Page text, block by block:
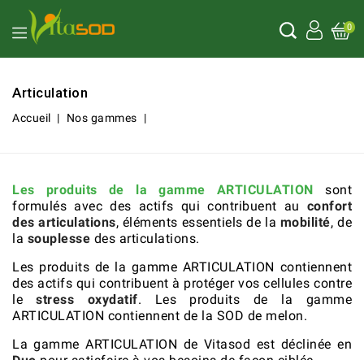
0
Articulation
Accueil Nos gammes
Les produits de la gamme ARTICULATION sont
formulés avec des actifs qui contribuent au confort
des articulations, éléments essentiels de la mobilité, de
la souplesse des articulations.
Les produits de la gamme ARTICULATION contiennent
des actifs qui contribuent à protéger vos cellules contre
lestress oxydatif. Les produits de la gamme
ARTICULATION contiennent de la SOD de melon.
La gamme ARTICULATION de Vitasod est déclinée en